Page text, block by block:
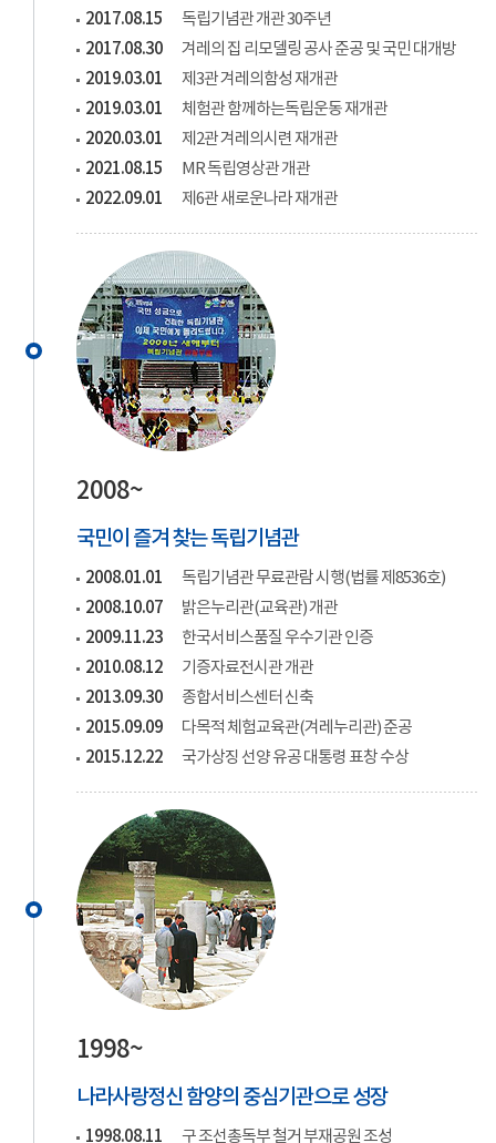
2017.08.15
독립기념관 개관 30주년
2017.08.30
겨레의 집 리모델링 공사 준공 및 국민 대개방
2019.03.01
제3관 겨레의함성 재개관
2019.03.01
체험관 함께하는독립운동 재개관
2020.03.01
제2관 겨레의시련 재개관
2021.08.15
MR 독립영상관 개관
2022.09.01
제6관 새로운나라 재개관
2008~
국민이 즐겨 찾는 독립기념관
2008.01.01
독립기념관 무료관람 시행(법률 제8536호)
2008.10.07
밝은누리관(교육관) 개관
2009.11.23
한국서비스품질 우수기관 인증
2010.08.12
기증자료전시관 개관
2013.09.30
종합서비스센터 신축
2015.09.09
다목적 체험교육관(겨레누리관) 준공
2015.12.22
국가상징 선양 유공 대통령 표창 수상
1998~
나라사랑정신 함양의 중심기관으로 성장
1998.08.11
구 조선총독부 철거 부재공원 조성